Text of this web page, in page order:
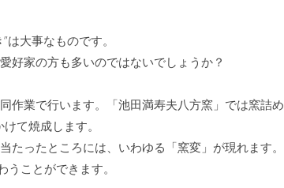
大事なものです。
好家の方も多いのではないでしょうか？
作業で行います。「池田満寿夫八方窯」では窯詰め
て焼成します。
ったところには、いわゆる「窯変」が現れます。
ことができます。